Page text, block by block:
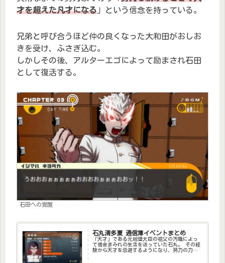
才を超えた凡才になる 」という信念を持っている。
兄弟と呼び合うほど仲の良くなった大和田がおしお
きを受け、ふさぎ込む。
しかしその後、アルターエゴによって励まされ石田
として復活する。
石田への覚醒
石丸清多夏 通信簿イベントまとめ
「天才」である元総理大臣の祖父の汚職によっ
て借金まみれの生活を送っていた石丸。 その経
験から天才を忌避するようになり、努力の力に